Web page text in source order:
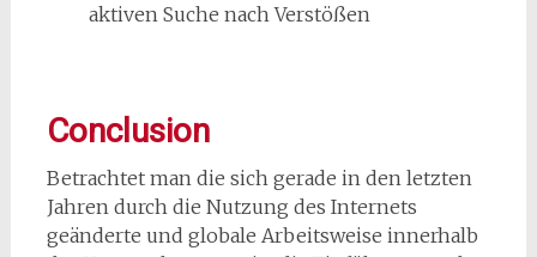
aktiven Suche nach Verstößen
Conclusion
Betrachtet man die sich gerade in den letzten
Jahren durch die Nutzung des Internets
geänderte und globale Arbeitsweise innerhalb